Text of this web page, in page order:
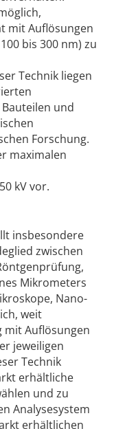
mit Auflösungen
bis 300 nm) zu
Technik liegen
und
Forschung.
maximalen
kV vor.
insbesondere
zwischen
Mikrometers
Nano-
weit
mit Auflösungen
jeweiligen
Technik
erhältliche
und zu
Analysesystem
erhältlichen